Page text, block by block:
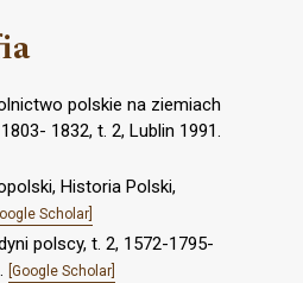
polskie na ziemiach
1832, t. 2, Lublin 1991.
Historia Polski,
Scholar]
polscy, t. 2, 1572-1795-
[Google Scholar]